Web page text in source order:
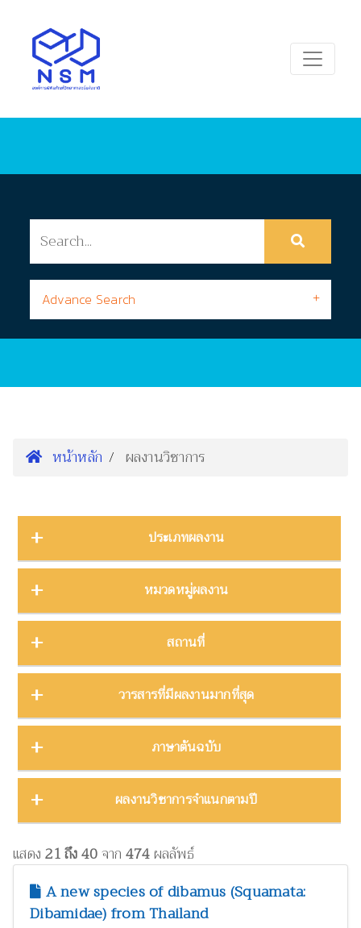
Advance Search
หน้าหลัก ผลงานวิชาการ
แสดง 21 ถึง 40จาก 474ผลลัพธ์
A new species of dibamus (Squamata:
Dibamidae) from Thailand
ประเภทผลงาน
การนำเสนองานประชุมวิชาการ
ต้นฉบับ
1
บทความ
บทความในหนังสือ
บทคัดย่องานประชุมวิชาการ
23
โปสเตอร์งานประชุมวิชาการ
รายงาน
30
รายงานการวิจัย
วิทยานิพนธ์
17
หนังสือ
หมวดหมู่ผลงาน
การจัดการความรู้
การจัดการพิพิธภัณฑ์
8
การศึกษาพิพิธภัณฑ์
ด้านสังคมศาสตร์
ทรัพยากรธรรมชาติ โลก และสิ่งแวดล้อม
24
เทคโนโลยีและวิศวกรรมศาสตร์
ประวัติวิทยาศาสตร์
พฤกษศาสตร์และผลิตภัณฑ์จากพืช
พิพิธภัณฑ์ศึกษา
สถานที่
ภาคกลาง
ภาคตะวันตก
11
ภาคตะวันออก
ภาคเหนือ
วารสารที่มีผลงานมากที่สุด
Zootaxa
12
ZooKeys
Far Eastern Entomologist
8
วารสารวนศาสตร์
ภาษาต้นฉบับ
ผลงานภาษาต่างประเทศ
ผลงานภาษาไทย
130
ผลงานวิชาการจำแนกตามปี
2025
2024
2023